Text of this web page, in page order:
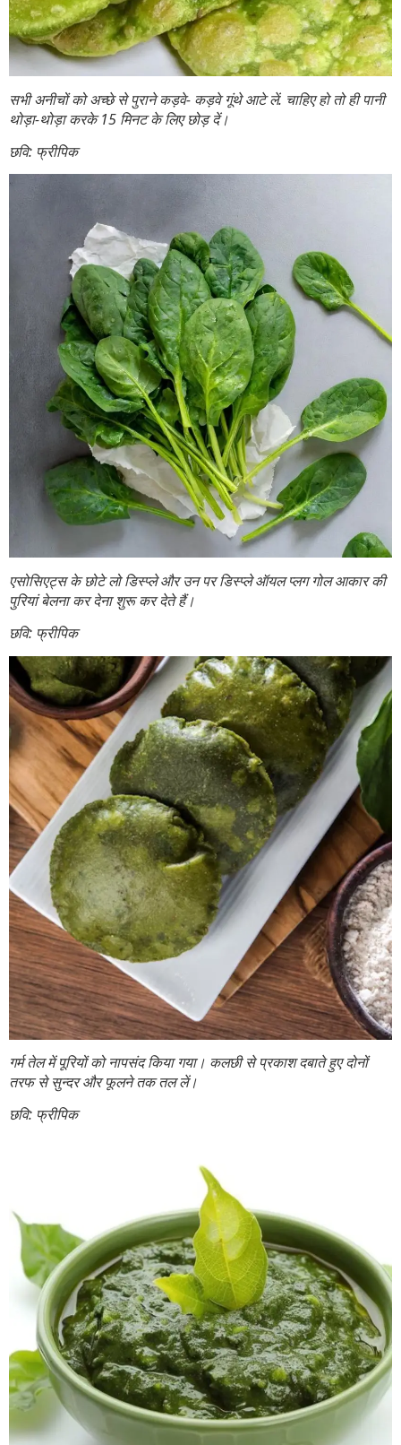
सभी अनीचों को अच्छे से पुराने कड़वे- कड़वे गूंथे आटे लें. चाहिए हो तो ही पानी
थोड़ा-थोड़ा करके 15 मिनट के लिए छोड़ दें।
छवि: फ्रीपिक
एसोसिएट्स के छोटे लो डिस्प्ले और उन पर डिस्प्ले ऑयल प्लग गोल आकार की
पुरियां बेलना कर देना शुरू कर देते हैं।
छवि: फ्रीपिक
गर्म तेल में पूरियों को नापसंद किया गया। कलछी से प्रकाश दबाते हुए दोनों
तरफ से सुन्दर और फूलने तक तल लें।
छवि: फ्रीपिक